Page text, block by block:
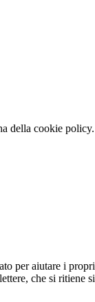
della cookie policy.
per aiutare i
che si